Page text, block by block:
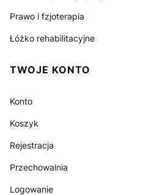
Prawo i fzjoterapia
Łóżko rehabilitacyjne
TWOJE KONTO
Konto
Koszyk
Rejestracja
Przechowalnia
Logowanie